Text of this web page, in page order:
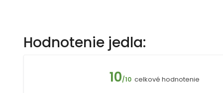
Hodnotenie jedla:
10/10 celkové hodnotenie